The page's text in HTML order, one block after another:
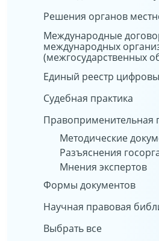
Решения органов
Международные
международных
(межгосударственных
Единый реестр
Судебная практика
Правоприменительная
Методические
Разъяснения
Мнения экспертов
Формы документов
Научная правовая
Выбрать все